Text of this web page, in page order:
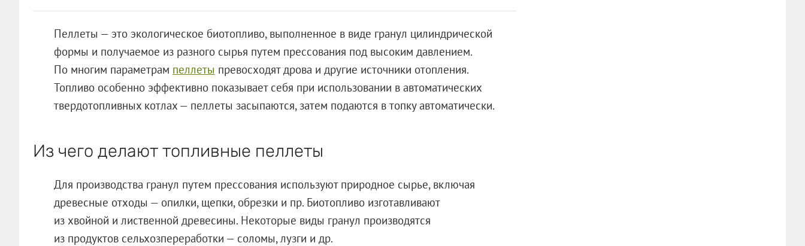
Пеллеты — это экологическое биотопливо, выполненное в виде гранул цилиндрической
формы и получаемое из разного сырья путем прессования под высоким давлением.
По многим параметрам пеллеты превосходят дрова и другие источники отопления.
Топливо особенно эффективно показывает себя при использовании в автоматических
твердотопливных котлах — пеллеты засыпаются, затем подаются в топку автоматически.
Из чего делают топливные пеллеты
Для производства гранул путем прессования используют природное сырье, включая
древесные отходы — опилки, щепки, обрезки и пр. Биотопливо изготавливают
из хвойной и лиственной древесины. Некоторые виды гранул производятся
из продуктов сельхозпереработки — соломы, лузги и др.